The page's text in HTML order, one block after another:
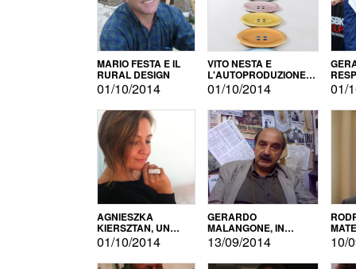
MARIO FESTA E IL
RURAL DESIGN
01/10/2014
VITO NESTA E
L'AUTOPRODUZIONE
COME RECUPERO DEI
SIMBOLI
01/10/2014 01/
AGNIESZKA
KIERSZTAN, UN
MODELLO DI
AUTOPRODUZIONE
01/10/2014
GERARDO
MALANGONE, IN
GIURIA PER IL
CONCORSO
LETTERARIO
13/09/2014 10/